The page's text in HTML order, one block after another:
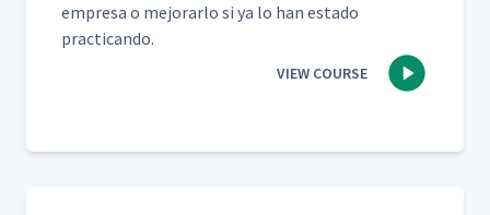
empre­sa o mejo­rar­lo si ya lo han esta­do
practicando.
VIEW COURSE